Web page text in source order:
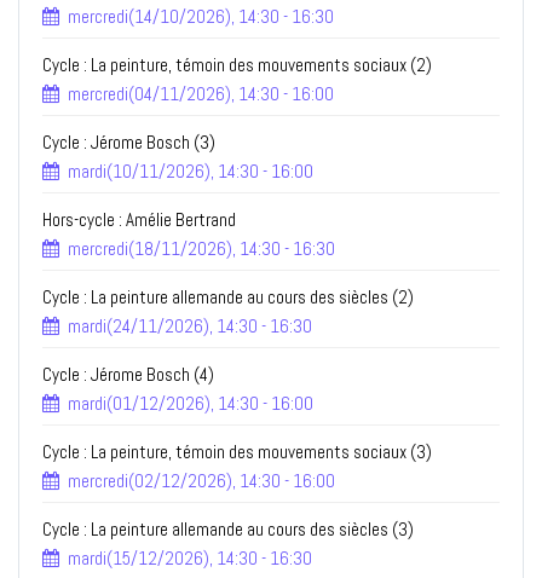
mercredi(14/10/2026), 14:30 - 16:30
Cycle : La peinture, témoin des mouvements sociaux (2)
mercredi(04/11/2026), 14:30 - 16:00
Cycle : Jérome Bosch (3)
mardi(10/11/2026), 14:30 - 16:00
Hors-cycle : Amélie Bertrand
mercredi(18/11/2026), 14:30 - 16:30
Cycle : La peinture allemande au cours des siècles (2)
mardi(24/11/2026), 14:30 - 16:30
Cycle : Jérome Bosch (4)
mardi(01/12/2026), 14:30 - 16:00
Cycle : La peinture, témoin des mouvements sociaux (3)
mercredi(02/12/2026), 14:30 - 16:00
Cycle : La peinture allemande au cours des siècles (3)
mardi(15/12/2026), 14:30 - 16:30